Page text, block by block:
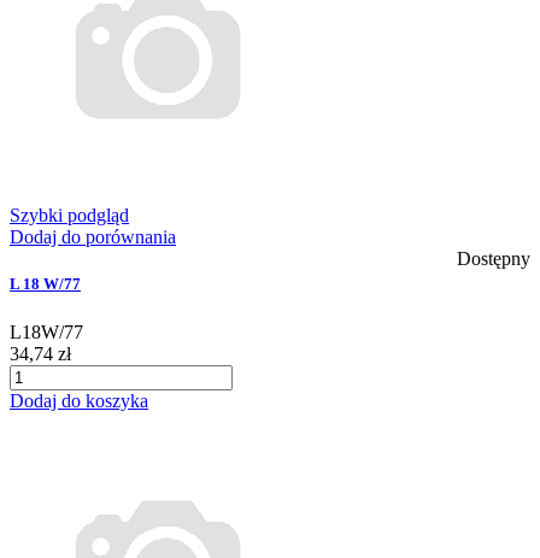
Szybki podgląd
Dodaj do porównania
Dostępny
L 18 W/77
L18W/77
34,74 zł
Dodaj do koszyka